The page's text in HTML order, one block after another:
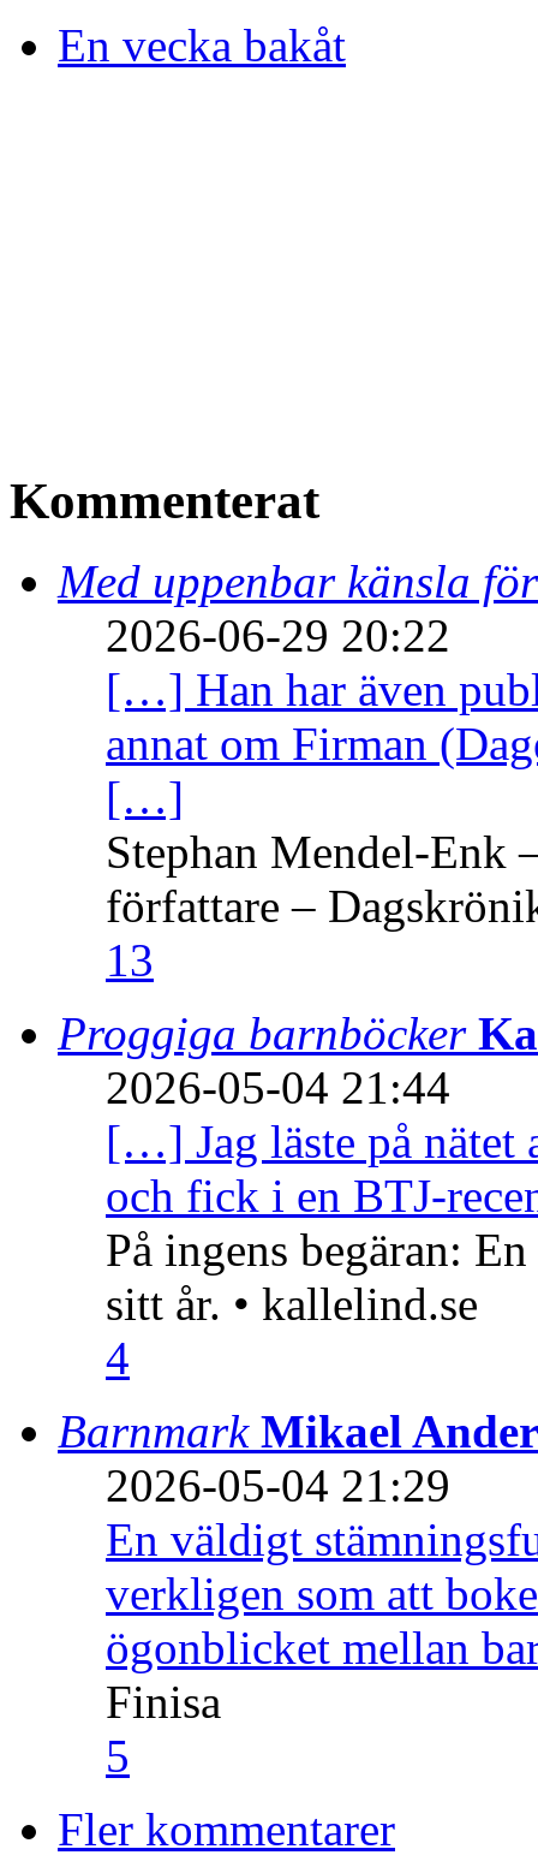
En vecka bakåt
Kommenterat
Med uppenbar känsla
2026-06-29 20:22
[…] Han har även
annat om Firman
[…]
Stephan Mendel-Enk
författare –
13
Proggiga barnböcker
2026-05-04 21:44
[…] Jag läste på nätet
och fick i en BTJ-
På ingens begäran:
sitt år. • kallelind.se
4
Barnmark Mikael
2026-05-04 21:29
En väldigt
verkligen som att
ögonblicket mellan
Finisa
5
Fler kommentarer